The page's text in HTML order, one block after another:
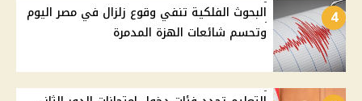
4
البحوث الفلكية تنفي وقوع زلزال في مصر اليوم
وتحسم شائعات الهزة المدمرة